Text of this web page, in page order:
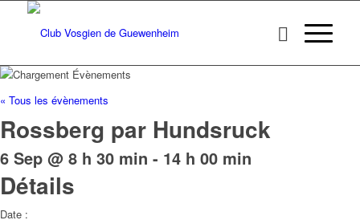
« Tous les évènements
Rossberg par Hundsruck
6 Sep @ 8 h 30 min - 14 h 00 min
Détails
Date :